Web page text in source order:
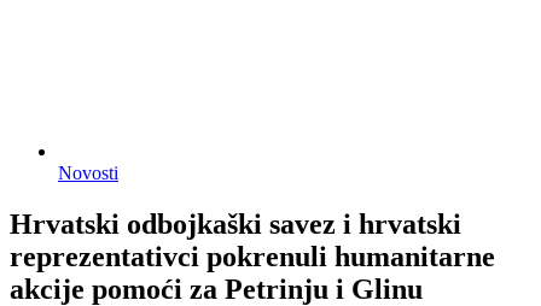
Novosti
Hrvatski odbojkaški savez i hrvatski
reprezentativci pokrenuli humanitarne
akcije pomoći za Petrinju i Glinu